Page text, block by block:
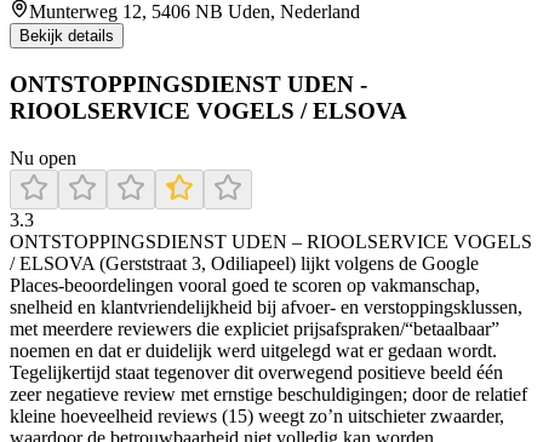
Munterweg 12, 5406 NB Uden, Nederland
Bekijk details
ONTSTOPPINGSDIENST UDEN -
RIOOLSERVICE VOGELS / ELSOVA
Nu open
3.3
ONTSTOPPINGSDIENST UDEN – RIOOLSERVICE VOGELS
/ ELSOVA (Gerststraat 3, Odiliapeel) lijkt volgens de Google
Places-beoordelingen vooral goed te scoren op vakmanschap,
snelheid en klantvriendelijkheid bij afvoer- en verstoppingsklussen,
met meerdere reviewers die expliciet prijsafspraken/“betaalbaar”
noemen en dat er duidelijk werd uitgelegd wat er gedaan wordt.
Tegelijkertijd staat tegenover dit overwegend positieve beeld één
zeer negatieve review met ernstige beschuldigingen; door de relatief
kleine hoeveelheid reviews (15) weegt zo’n uitschieter zwaarder,
waardoor de betrouwbaarheid niet volledig kan worden